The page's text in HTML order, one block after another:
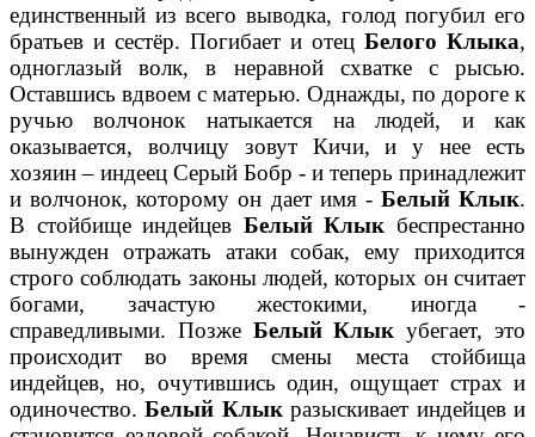
единственный из всего выводка, голод погубил его
братьев и сестёр. Погибает и отец Белого Клыка,
одноглазый волк, в неравной схватке с рысью.
Оставшись вдвоем с матерью. Однажды, по дороге к
ручью волчонок натыкается на людей, и как
оказывается, волчицу зовут Кичи, и у нее есть
хозяин – индеец Серый Бобр - и теперь принадлежит
и волчонок, которому он дает имя - Белый Клык.
В стойбище индейцев Белый Клык беспрестанно
вынужден отражать атаки собак, ему приходится
строго соблюдать законы людей, которых он считает
богами, зачастую жестокими, иногда -
справедливыми. Позже Белый Клык убегает, это
происходит во время смены места стойбища
индейцев, но, очутившись один, ощущает страх и
одиночество.Белый Клыкразыскивает индейцев и